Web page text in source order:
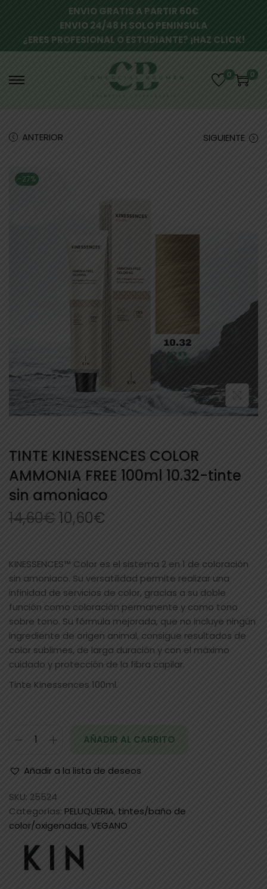
ENVIO GRATIS A PARTIR 60€
ENVIO 24/48 H SOLO PENINSULA
¿ERES PROFESIONAL O ESTUDIANTE? ¡HAZ CLICK!
0 0
ANTERIOR SIGUIENTE
-27%
TINTE KINESSENCES COLOR
AMMONIA FREE 100ml 10.32-tinte
sin amoniaco
14,60€10,60€
KINESSENCES™ Color es el sistema 2 en 1 de coloración
sin amoniaco. Su versatilidad permite realizar una
infinidad de servicios de color, gracias a su doble
función como coloración permanente y como tono
sobre tono. Su fórmula mejorada, que no incluye ningún
ingrediente de origen animal, consigue resultados de
color sublimes, de larga duración y con el máximo
cuidado y protección de la fibra capilar.
Tinte Kinessences 100ml.
AÑADIR AL CARRITO
Añadir a la lista de deseos
SKU: 25524
Categorías: PELUQUERIA, tintes/baño de
color/oxigenadas, VEGANO